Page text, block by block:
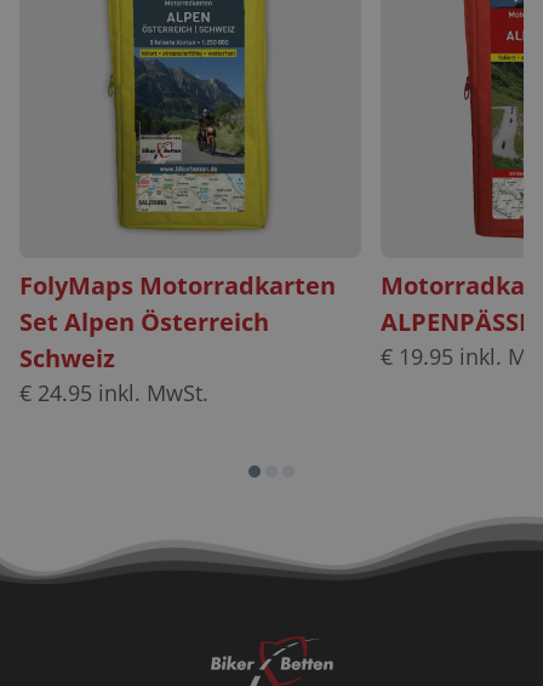
FolyMaps Motorradkarten
Set Alpen Österreich
Schweiz
€ 24.95 inkl. MwSt.
€ 19.95 inkl.